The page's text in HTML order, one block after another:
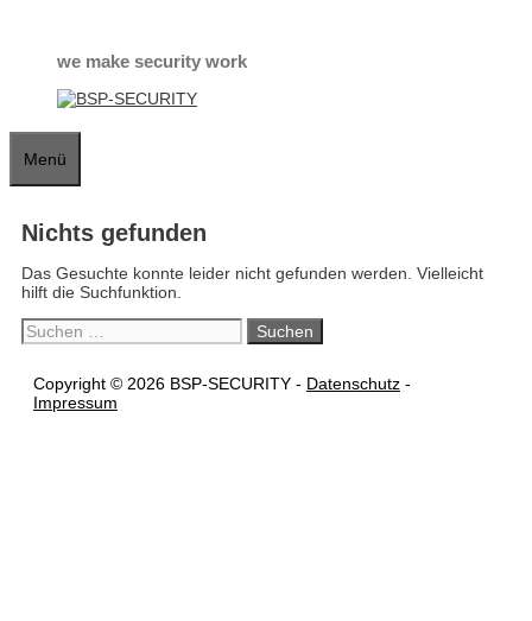
springenwe make security work
Menü
Nichts gefunden
Das Gesuchte konnte leider nicht gefunden werden. Vielleicht
hilft die Suchfunktion.
Suchen
nach:
Copyright © 2026 BSP-SECURITY - Datenschutz -
Impressum